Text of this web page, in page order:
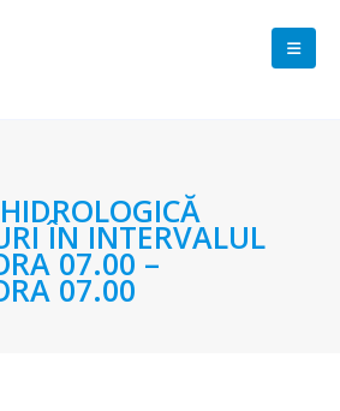
ÎN INTERVALUL
07.00 –
07.00